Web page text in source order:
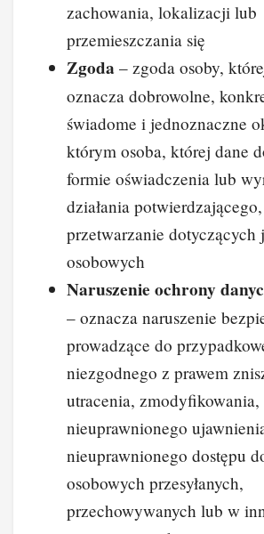
zachowania, lokalizacji lub
przemieszczania się
Zgoda – zgoda osoby,
oznacza dobrowolne,
świadome i jednoznaczne
którym osoba, której dane
formie oświadczenia lub
działania
przetwarzanie dotyczących
osobowych
Naruszenie ochrony
– oznacza naruszenie
prowadzące do
niezgodnego z prawem
utracenia, zmodyfikowania,
nieuprawnionego
nieuprawnionego dostępu
osobowych przesyłanych,
przechowywanych lub w